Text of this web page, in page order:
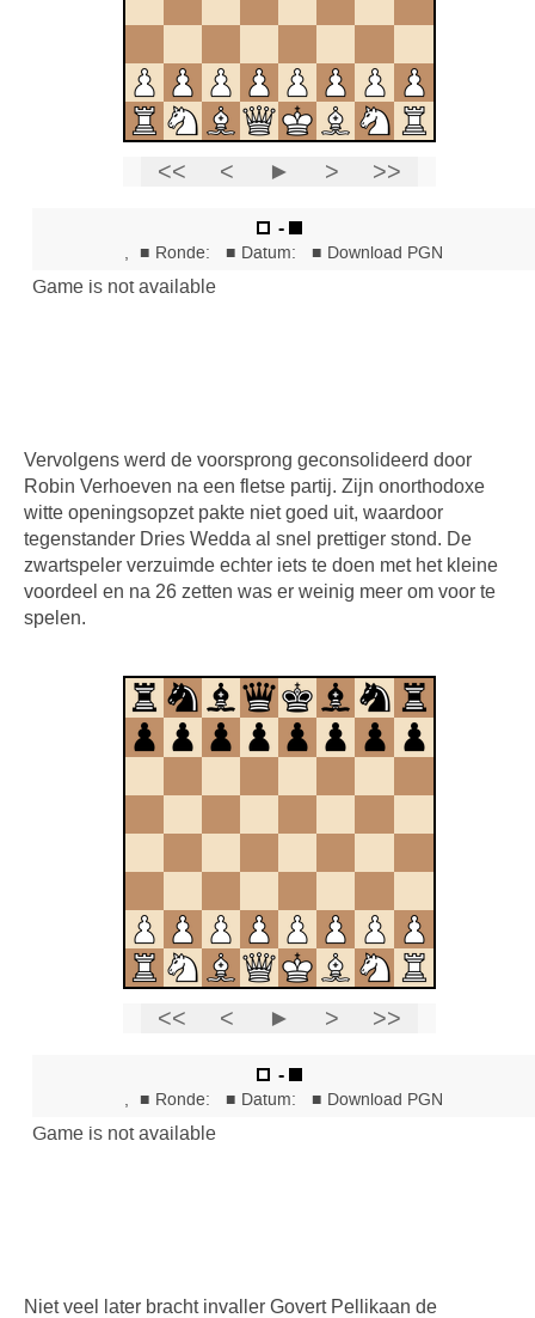
Vervolgens werd de voorsprong geconsolideerd door
Robin Verhoeven na een fletse partij. Zijn onorthodoxe
witte openingsopzet pakte niet goed uit, waardoor
tegenstander Dries Wedda al snel prettiger stond. De
zwartspeler verzuimde echter iets te doen met het kleine
voordeel en na 26 zetten was er weinig meer om voor te
spelen.
Niet veel later bracht invaller Govert Pellikaan de